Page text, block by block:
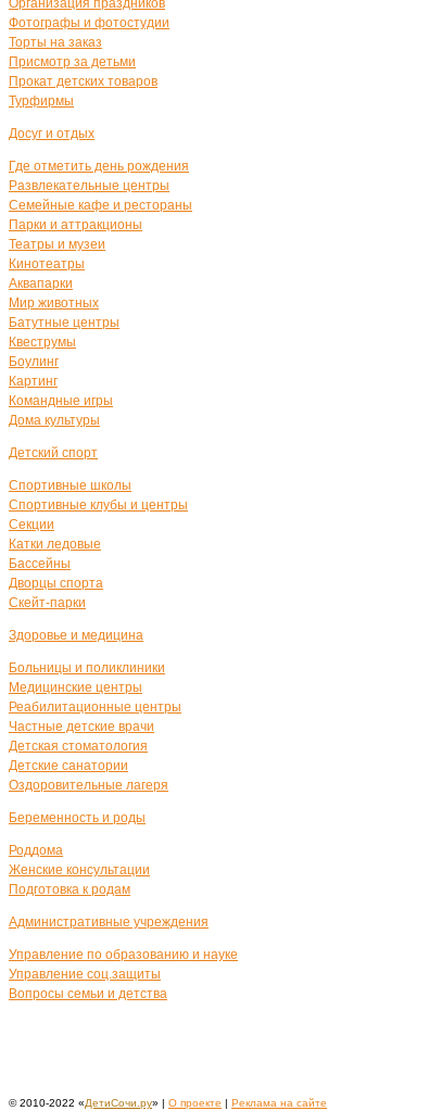
Организация праздников
Фотографы и фотостудии
Торты на заказ
Присмотр за детьми
Прокат детских товаров
Турфирмы
Досуг и отдых
Где отметить день рождения
Развлекательные центры
Семейные кафе и рестораны
Парки и аттракционы
Театры и музеи
Кинотеатры
Аквапарки
Мир животных
Батутные центры
Квеструмы
Боулинг
Картинг
Командные игры
Дома культуры
Детский спорт
Спортивные школы
Спортивные клубы и центры
Секции
Катки ледовые
Бассейны
Дворцы спорта
Скейт-парки
Здоровье и медицина
Больницы и поликлиники
Медицинские центры
Реабилитационные центры
Частные детские врачи
Детская стоматология
Детские санатории
Оздоровительные лагеря
Беременность и роды
Роддома
Женские консультации
Подготовка к родам
Административные учреждения
Управление по образованию и науке
Управление соц.защиты
Вопросы семьи и детства
© 2010-2022 «ДетиСочи.ру» | О проекте | Реклама на сайте